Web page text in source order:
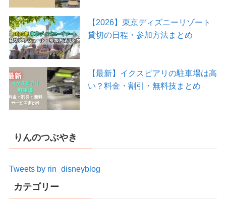
【2026】東京ディズニーリゾート
貸切の日程・参加方法まとめ
【最新】イクスピアリの駐車場は高
い？料金・割引・無料技まとめ
りんのつぶやき
Tweets by rin_disneyblog
カテゴリー